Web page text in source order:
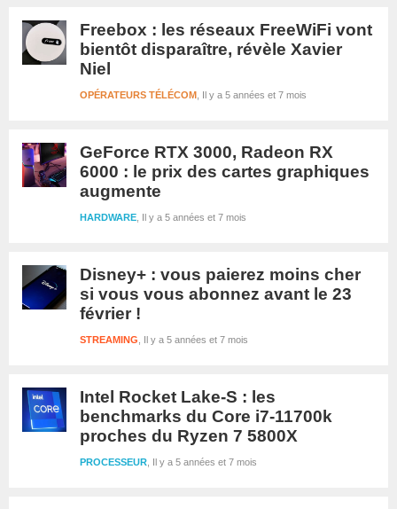
Freebox : les réseaux FreeWiFi vont
bientôt disparaître, révèle Xavier
Niel
Il y a 5 années et 7 mois
OPÉRATEURS TÉLÉCOM
GeForce RTX 3000, Radeon RX
6000 : le prix des cartes graphiques
augmente
Il y a 5 années et 7 mois
HARDWARE
Disney+ : vous paierez moins cher
si vous vous abonnez avant le 23
février !
Il y a 5 années et 7 mois
STREAMING
Intel Rocket Lake-S : les
benchmarks du Core i7-11700k
proches du Ryzen 7 5800X
Il y a 5 années et 7 mois
PROCESSEUR